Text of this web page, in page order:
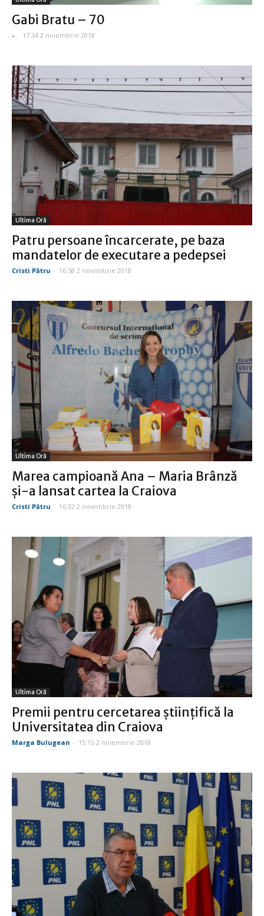
Gabi Bratu – 70
- - 17:34 2 noiembrie 2018
Ultima Oră
Patru persoane încarcerate, pe baza
mandatelor de executare a pedepsei
Cristi Pătru - 16:58 2 noiembrie 2018
Ultima Oră
Marea campioană Ana – Maria Brânză
şi-a lansat cartea la Craiova
Cristi Pătru - 16:32 2 noiembrie 2018
Ultima Oră
Premii pentru cercetarea ştiinţifică la
Universitatea din Craiova
Marga Bulugean - 15:15 2 noiembrie 2018